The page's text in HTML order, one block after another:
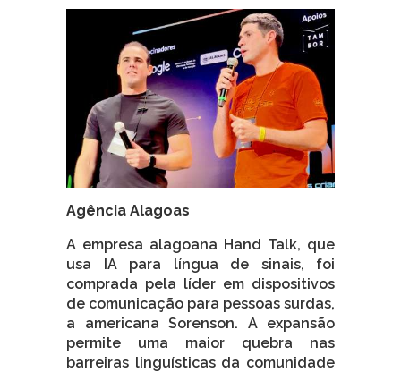
Agência Alagoas
A empresa alagoana Hand Talk, que
usa IA para língua de sinais, foi
comprada pela líder em dispositivos
de comunicação para pessoas surdas,
a americana Sorenson. A expansão
permite uma maior quebra nas
barreiras linguísticas da comunidade